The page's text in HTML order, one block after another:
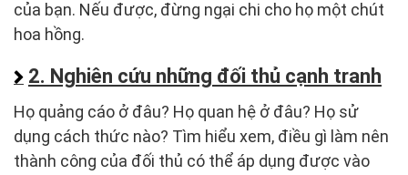
của bạn. Nếu được, đừng ngại chi cho họ một chút
hoa hồng.
2. Nghiên cứu những đối thủ cạnh tranh
Họ quảng cáo ở đâu? Họ quan hệ ở đâu? Họ sử
dụng cách thức nào? Tìm hiểu xem, điều gì làm nên
thành công của đối thủ có thể áp dụng được vào